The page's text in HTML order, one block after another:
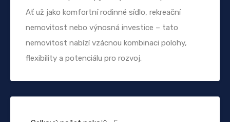
Ať už jako komfortní rodinné sídlo, rekreační
nemovitost nebo výnosná investice – tato
nemovitost nabízí vzácnou kombinaci polohy,
flexibility a potenciálu pro rozvoj.